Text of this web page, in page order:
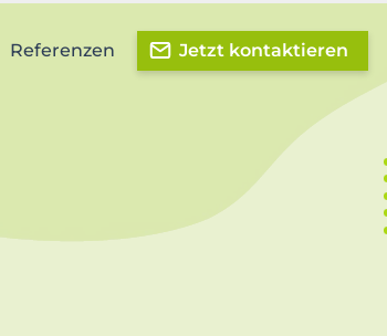
Referenzen Jetzt kontaktieren